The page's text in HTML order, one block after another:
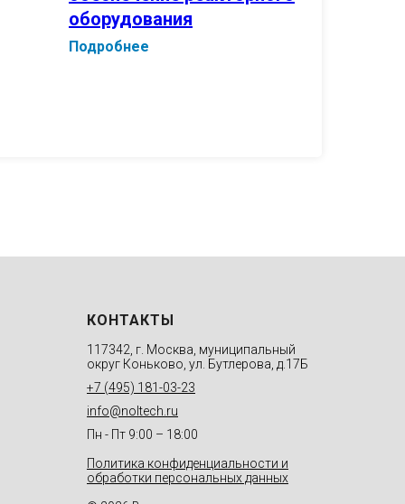
оборудования
Подробнее
КОНТАКТЫ
117342, г. Москва, муниципальный
округ Коньково, ул. Бутлерова, д.17Б
+7 (495) 181-03-23
info@noltech.ru
Пн - Пт 9:00 – 18:00
Политика конфиденциальности и
обработки персональных данных